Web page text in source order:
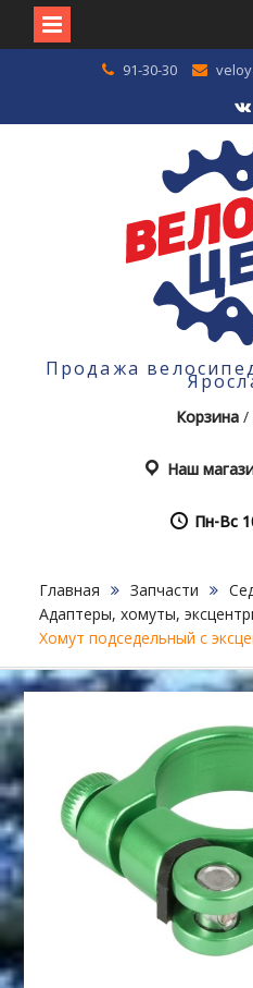
91-30-30
VK
Продажа
Корзина /
Наш
Пн-Вс
Главная Запчасти
Адаптеры, хомуты,
Хомут подседельный с